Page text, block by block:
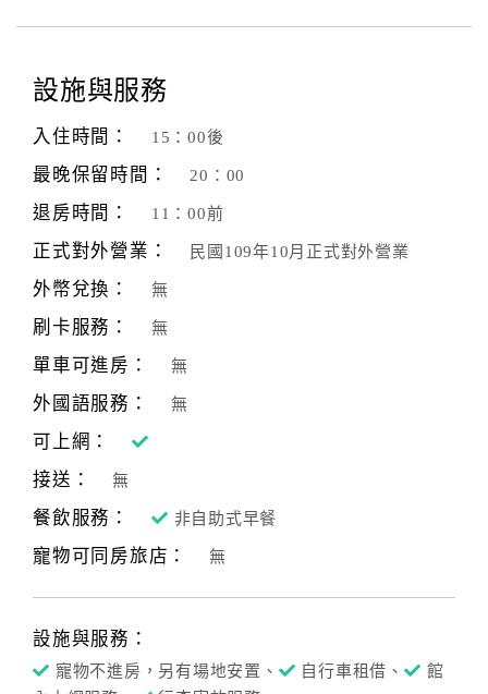
房
請
款
收
據
合
作
提
店
合
商
設施與服務
入住時間： 15：00後
最晚保留時間： 20：00
退房時間： 11：00前
正式對外營業： 民國109年10月正式對外營業
外幣兌換： 無
刷卡服務： 無
單車可進房： 無
外國語服務： 無
可上網：
接送：
無
餐飲服務： 非自助式早餐
寵物可同房旅店： 無
設施與服務：
寵物不進房，另有場地安置、 自行車租借、
館